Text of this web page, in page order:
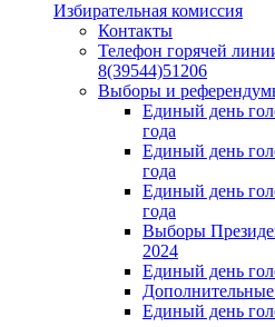
Избирательная комиссия
Контакты
Телефон горячей
8(39544)51206
Выборы и
Единый день
года
Единый день
года
Единый день
года
Выборы
2024
Единый день
Единый день